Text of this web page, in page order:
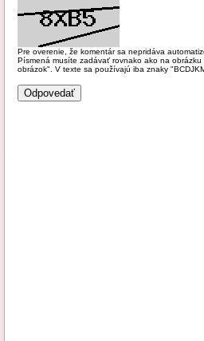
Pre overenie, že komentár sa nepridáva
Písmená musíte zadávať rovnako ako na
obrázok". V texte sa používajú iba znaky